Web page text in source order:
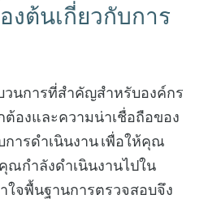
งต้นเกี่ยวกับการ
วนการที่สำคัญสำหรับองค์กร
ต้องและความน่าเชื่อถือของ
ารดำเนินงาน เพื่อให้คุณ
ณกำลังดำเนินงานไปใน
ใจพื้นฐานการตรวจสอบจึง